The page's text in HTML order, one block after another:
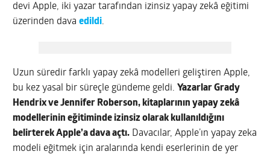
devi Apple, iki yazar tarafından izinsiz yapay zekâ eğitimi
üzerinden davaedildi.
Uzun süredir farklı yapay zekâ modelleri geliştiren Apple,
bu kez yasal bir süreçle gündeme geldi. Yazarlar Grady
Hendrix ve Jennifer Roberson, kitaplarının yapay zekâ
modellerinin eğitiminde izinsiz olarak kullanıldığını
belirterek Apple’a dava açtı. Davacılar, Apple’ın yapay zeka
modeli eğitmek için aralarında kendi eserlerinin de yer